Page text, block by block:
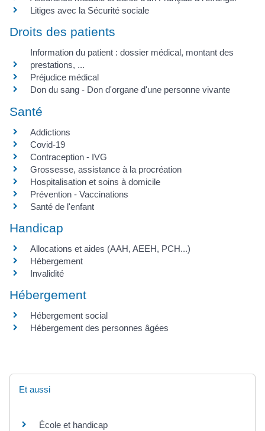
Litiges avec la Sécurité sociale
Droits des patients
Information du patient : dossier médical, montant des
prestations, ...
Préjudice médical
Don du sang - Don d'organe d'une personne vivante
Santé
Addictions
Covid-19
Contraception - IVG
Grossesse, assistance à la procréation
Hospitalisation et soins à domicile
Prévention - Vaccinations
Santé de l'enfant
Handicap
Allocations et aides (AAH, AEEH, PCH...)
Hébergement
Invalidité
Hébergement
Hébergement social
Hébergement des personnes âgées
Et aussi
École et handicap